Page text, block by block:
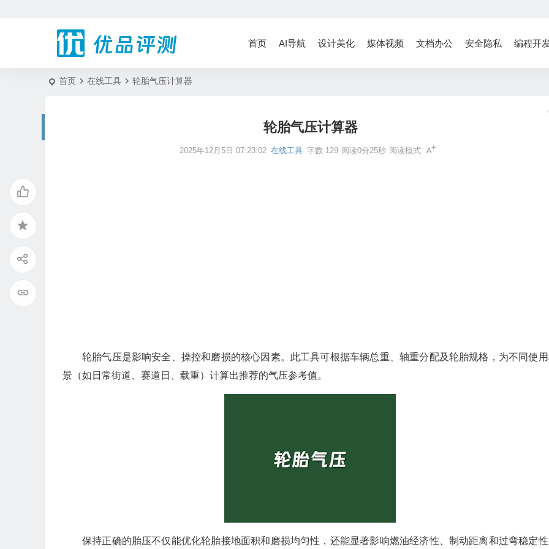
首页 AI导航 设计美化 媒体视频 文档办公 安全隐私 编程开
首页 在线工具 轮胎气压计算器
轮胎气压计算器
2025年12月5日 07:23:02 在线工具 字数 129 阅读0分25秒 阅读模式
轮胎气压是影响安全、操控和磨损的核心因素。此工具可根据车辆总重、轴重分配及轮胎规格，为不同使
景（如日常街道、赛道日、载重）计算出推荐的气压参考值。
保持正确的胎压不仅能优化轮胎接地面积和磨损均匀性，还能显著影响燃油经济性、制动距离和过弯稳定